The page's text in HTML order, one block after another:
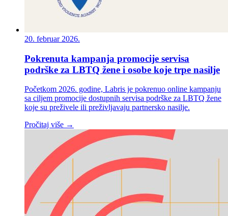
20. februar 2026.
Pokrenuta kampanja promocije servisa
podrške za LBTQ žene i osobe koje trpe nasilje
Početkom 2026. godine, Labris je pokrenuo online kampanju
sa ciljem promocije dostupnih servisa podrške za LBTQ žene
koje su preživele ili preživljavaju partnersko nasilje.
Pročitaj više →